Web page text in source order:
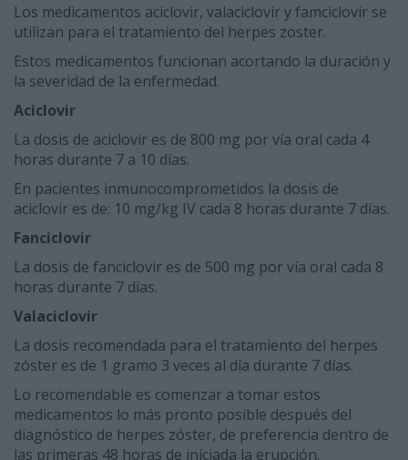
Los medicamentos aciclovir, valaciclovir y famciclovir se
utilizan para el tratamiento del herpes zoster.
Estos medicamentos funcionan acortando la duración y
la severidad de la enfermedad.
Aciclovir
La dosis de aciclovir es de 800 mg por vía oral cada 4
horas durante 7 a 10 días.
En pacientes inmunocomprometidos la dosis de
aciclovir es de: 10 mg/kg IV cada 8 horas durante 7 días.
Fanciclovir
La dosis de fanciclovir es de 500 mg por vía oral cada 8
horas durante 7 días.
Valaciclovir
La dosis recomendada para el tratamiento del herpes
zóster es de 1 gramo 3 veces al día durante 7 días.
Lo recomendable es comenzar a tomar estos
medicamentos lo más pronto posible después del
diagnóstico de herpes zóster, de preferencia dentro de
las primeras 48 horas de iniciada la erupción.